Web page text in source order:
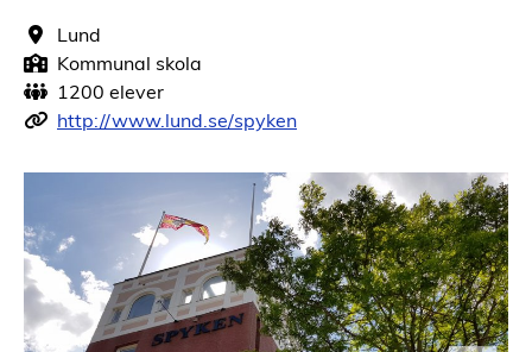
Lund
Kommunal skola
1200 elever
http://www.lund.se/spyken